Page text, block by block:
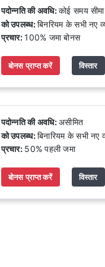
पदोन्नति की अवधि:कोई समय
को उपलब्ध:बिनरियम के सभी नए
प्रचार:100% जमा बोनस
बोनस प्राप्त करें विस्तार
पदोन्नति की अवधि:असीमित
को उपलब्ध:बिनारियम के सभी नए
प्रचार: 50% पहली जमा
बोनस प्राप्त करें विस्तार